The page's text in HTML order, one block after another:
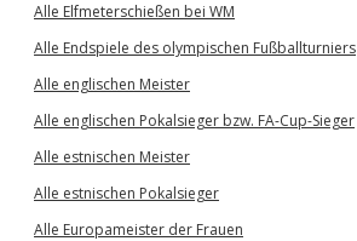
Alle Elfmeterschießen bei WM
Alle Endspiele des olympischen Fußballturniers
Alle englischen Meister
Alle englischen Pokalsieger bzw. FA-Cup-Sieger
Alle estnischen Meister
Alle estnischen Pokalsieger
Alle Europameister der Frauen